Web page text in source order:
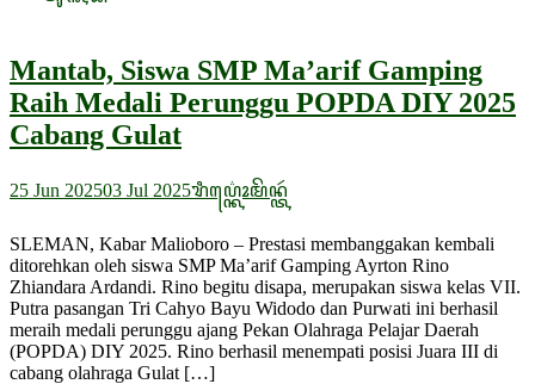
Mantab, Siswa SMP Ma’arif Gamping
Raih Medali Perunggu POPDA DIY 2025
Cabang Gulat
25 Jun 202503 Jul 2025ꦫꦶꦥ꦳꧀ꦏꦺꦴꦩꦼꦤ꧀ꦠꦂ
SLEMAN, Kabar Malioboro – Prestasi membanggakan kembali
ditorehkan oleh siswa SMP Ma’arif Gamping Ayrton Rino
Zhiandara Ardandi. Rino begitu disapa, merupakan siswa kelas VII.
Putra pasangan Tri Cahyo Bayu Widodo dan Purwati ini berhasil
meraih medali perunggu ajang Pekan Olahraga Pelajar Daerah
(POPDA) DIY 2025. Rino berhasil menempati posisi Juara III di
cabang olahraga Gulat […]